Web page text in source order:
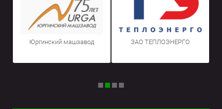
Юргинский машзавод ЗАО ТЕПЛОЭНЕРГО